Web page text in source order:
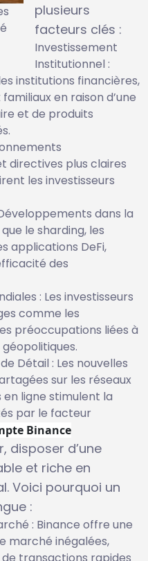
plusieurs
facteurs clés :
Investissement
Institutionnel :
institutions financières,
en raison d’une
et de produits
directives plus claires
les investisseurs
dans la
le sharding, les
applications DeFi,
des
: Les investisseurs
comme les
préoccupations liées à
Détail : Les nouvelles
sur les réseaux
ligne stimulent la
par le facteur
Binance
disposer d’une
et riche en
Voici pourquoi un
:
: Binance offre une
marché inégalées,
transactions rapides